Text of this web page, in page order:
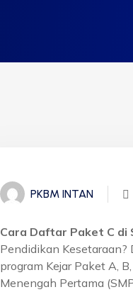
PKBM INTAN
Cara Daftar Paket C di
Pendidikan Kesetaraan?
program Kejar Paket A,
Menengah Pertama